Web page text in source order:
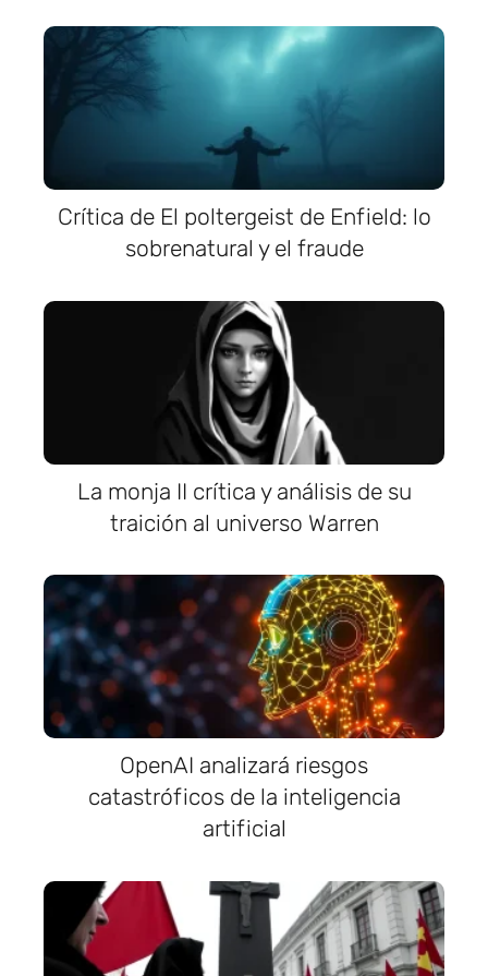
Crítica de El poltergeist de Enfield: lo
sobrenatural y el fraude
La monja II crítica y análisis de su
traición al universo Warren
OpenAI analizará riesgos
catastróficos de la inteligencia
artificial